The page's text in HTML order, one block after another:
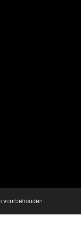
voorbehouden